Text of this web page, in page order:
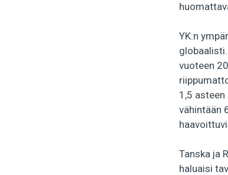
YK:n
vuoteen
1,5
vähintään
Tanska ja
haluaisi